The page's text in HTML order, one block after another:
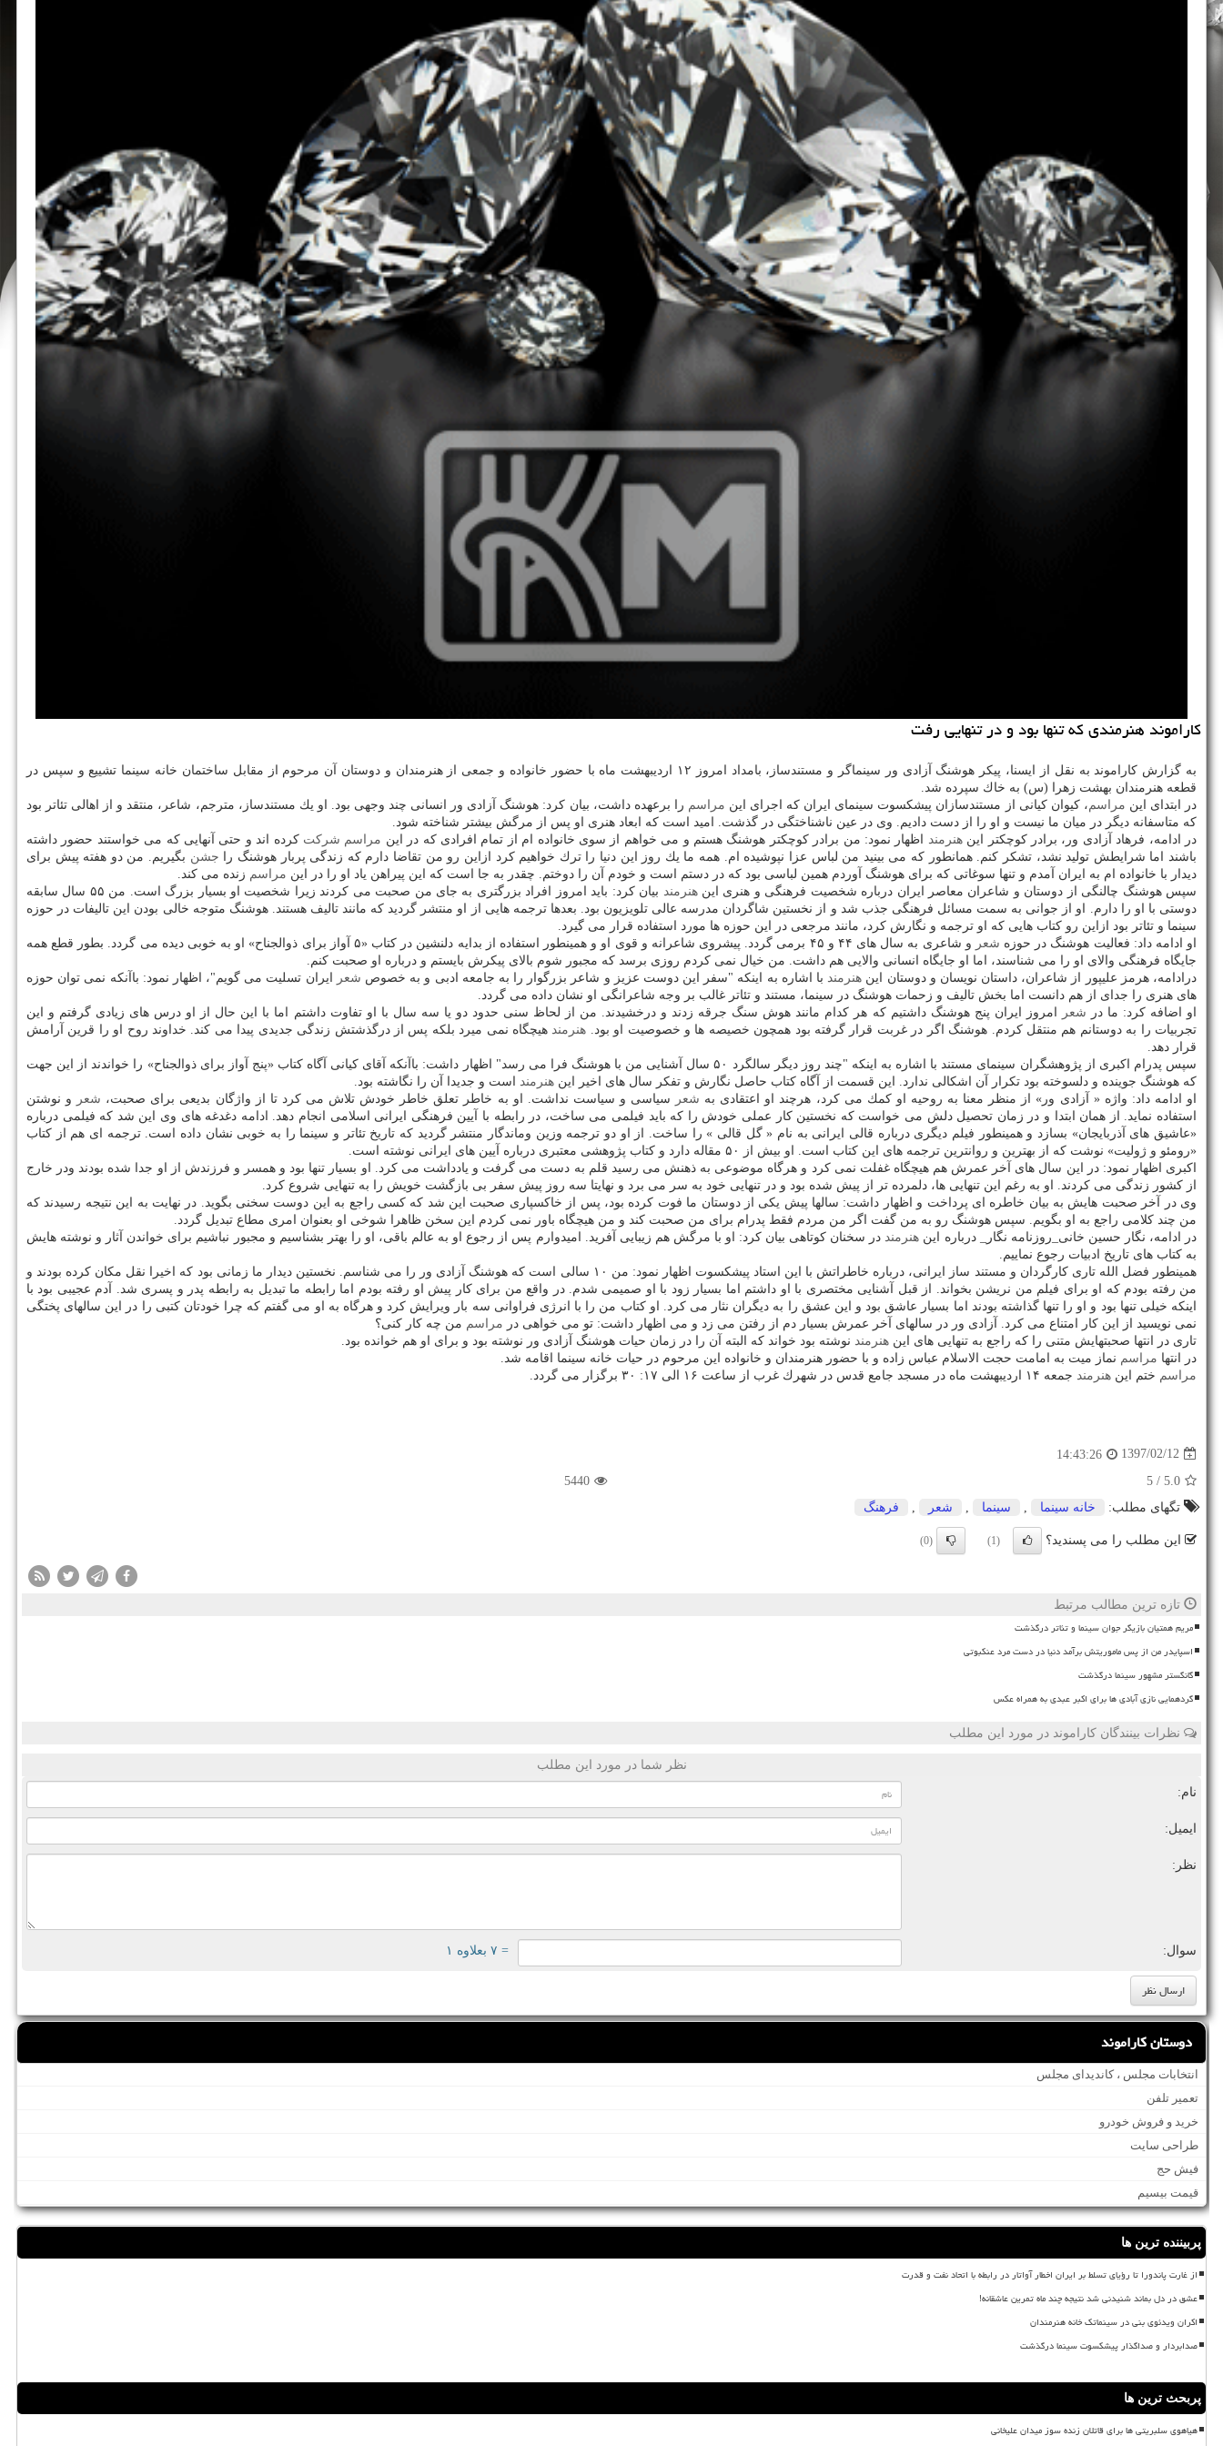
كاراموند هنرمندی كه تنها بود و در تنهایی رفت
به گزارش كاراموند به نقل از ایسنا، پیكر هوشنگ آزادی ور سینماگر و مستندساز، بامداد امروز ۱۲ اردیبهشت ماه با حضور خانواده و جمعی از هنرمندان و دوستان آن مرحوم از مقابل ساختمان خانه سینما تشییع و سپس در
قطعه هنرمندان بهشت زهرا (س) به خاك سپرده شد.
در ابتدای این مراسم ، كیوان كیانی از مستندسازان پیشكسوت سینمای ایران كه اجرای این مراسم را برعهده داشت، بیان كرد: هوشنگ آزادی ور انسانی چند وجهی بود. او یك مستندساز، مترجم، شاعر، منتقد و از اهالی تئاتر بود
كه متاسفانه دیگر در میان ما نیست و او را از دست دادیم. وی در عین ناشناختگی در گذشت. امید است كه ابعاد هنری او پس از مرگش بیشتر شناخته شود.
در ادامه، فرهاد آزادی ور، برادر كوچكتر اینهنرمند اظهار نمود: من برادر كوچكتر هوشنگ هستم و می خواهم از سوی خانواده ام از تمام افرادی كه در این مراسم شركت كرده اند و حتی آنهایی كه می خواستند حضور داشته
باشند اما شرایطش تولید نشد، تشكر كنم. همانطور كه می بینید من لباس عزا نپوشیده ام. همه ما یك روز این دنیا را ترك خواهیم كرد ازاین رو من تقاضا دارم كه زندگی پربار هوشنگ را جشن بگیریم. من دو هفته پیش برای
دیدار با خانواده ام به ایران آمدم و تنها سوغاتی كه برای هوشنگ آوردم همین لباسی بود كه در دستم است و خودم آن را دوختم. چقدر به جا است كه این پیراهن یاد او را در این مراسم زنده می كند.
سپس هوشنگ چالنگی از دوستان و شاعران معاصر ایران درباره شخصیت فرهنگی و هنری اینهنرمند
بیان كرد: باید امروز افراد بزرگتری به جای من صحبت می كردند زیرا شخصیت او بسیار بزرگ است. من ۵۵ سال سابقه
دوستی با او را دارم. او از جوانی به سمت مسائل فرهنگی جذب شد و از نخستین شاگردان مدرسه عالی تلویزیون بود. بعدها ترجمه هایی از او منتشر گردید كه مانند تالیف هستند. هوشنگ متوجه خالی بودن این تالیفات در حوزه
سینما و تئاتر بود ازاین رو كتاب هایی كه او ترجمه و نگارش كرد، مانند مرجعی در این حوزه ها مورد استفاده قرار می گیرد.
او ادامه داد: فعالیت هوشنگ در حوزه شعر
و شاعری به سال های ۴۴ و ۴۵ برمی گردد. پیشروی شاعرانه و قوی او و همینطور استفاده از بدایه دلنشین در كتاب «۵ آواز برای ذوالجناح» او به خوبی دیده می گردد. بطور قطع همه
جایگاه فرهنگی والای او را می شناسند، اما او جایگاه انسانی والایی هم داشت. من خیال نمی كردم روزی برسد كه مجبور شوم بالای پیكرش بایستم و درباره او صحبت كنم.
درادامه، هرمز علیپور از شاعران، داستان نویسان و دوستان این هنرمند با اشاره به اینكه "سفر این دوست عزیز و شاعر بزرگوار را به جامعه ادبی و به خصوص شعر ایران تسلیت می گویم"، اظهار نمود: باآنكه نمی توان حوزه
های هنری را جدای از هم دانست اما بخش تالیف و زحمات هوشنگ در سینما، مستند و تئاتر غالب بر وجه شاعرانگی او نشان داده می گردد.
او اضافه كرد: ما در شعر
امروز ایران پنج هوشنگ داشتیم كه هر كدام مانند هوش سنگ جرقه زدند و درخشیدند. من از لحاظ سنی حدود دو یا سه سال با او تفاوت داشتم اما با این حال از او درس های زیادی گرفتم و این
تجربیات را به دوستانم هم منتقل كردم. هوشنگ اگر در غربت قرار گرفته بود همچون خصیصه ها و خصوصیت او بود. هنرمند هیچگاه نمی میرد بلكه پس از درگذشتش زندگی جدیدی پیدا می كند. خداوند روح او را قرین آرامش
قرار دهد.
سپس پدرام اكبری از پژوهشگران سینمای مستند با اشاره به اینكه "چند روز دیگر سالگرد ۵۰ سال آشنایی من با هوشنگ فرا می رسد" اظهار داشت: باآنكه آقای كیانی آگاه كتاب «پنج آواز برای ذوالجناح» را خواندند از این جهت
كه هوشنگ جوینده و دلسوخته بود تكرار آن اشكالی ندارد. این قسمت از آگاه كتاب حاصل نگارش و تفكر سال های اخیر این هنرمند است و جدیدا آن را نگاشته بود.
او ادامه داد: واژه « آزادی ور» از منظر معنا به روحیه او كمك می كرد، هرچند او اعتقادی به شعر سیاسی و سیاست نداشت. او به خاطر تعلق خاطر خودش تلاش می كرد تا از واژگان بدیعی برای صحبت، شعر
و نوشتن
استفاده نماید. از همان ابتدا و در زمان تحصیل دلش می خواست كه نخستین كار عملی خودش را كه باید فیلمی می ساخت، در رابطه با آیین فرهنگی ایرانی اسلامی انجام دهد. ادامه دغدغه های وی این شد كه فیلمی درباره
«عاشیق های آذربایجان» بسازد و همینطور فیلم دیگری درباره قالی ایرانی به نام « گل قالی » را ساخت. از او دو ترجمه وزین وماندگار منتشر گردید كه تاریخ تئاتر و سینما را به خوبی نشان داده است. ترجمه ای هم از كتاب
«رومئو و ژولیت» نوشت كه از بهترین و روانترین ترجمه های این كتاب است. او بیش از ۵۰ مقاله دارد و كتاب پژوهشی معتبری درباره آیین های ایرانی نوشته است.
اكبری اظهار نمود: در این سال های آخر عمرش هم هیچگاه غفلت نمی كرد و هرگاه موضوعی به ذهنش می رسید قلم به دست می گرفت و یادداشت می كرد. او بسیار تنها بود و همسر و فرزندش از او جدا شده بودند ودر خارج
از كشور زندگی می كردند. او به رغم این تنهایی ها، دلمرده تر از پیش شده بود و در تنهایی خود به سر می برد و نهایتا سه روز پیش سفر بی بازگشت خویش را به تنهایی شروع كرد.
وی در آخر صحبت هایش به بیان خاطره ای پرداخت و اظهار داشت: سالها پیش یكی از دوستان ما فوت كرده بود، پس از خاكسپاری صحبت این شد كه كسی راجع به این دوست سخنی بگوید. در نهایت به این نتیجه رسیدند كه
من چند كلامی راجع به او بگویم. سپس هوشنگ رو به من گفت اگر من مردم فقط پدرام برای من صحبت كند و من هیچگاه باور نمی كردم این سخن ظاهرا شوخی او بعنوان امری مطاع تبدیل گردد.
در ادامه، نگار حسین خانی_روزنامه نگار_ درباره این هنرمند در سخنان كوتاهی بیان كرد: او با مرگش هم زیبایی آفرید. امیدوارم پس از رجوع او به عالم باقی، او را بهتر بشناسیم و مجبور نباشیم برای خواندن آثار و نوشته هایش
به كتاب های تاریخ ادبیات رجوع نماییم.
همینطور فضل الله تاری كارگردان و مستند ساز ایرانی، درباره خاطراتش با این استاد پیشكسوت اظهار نمود: من ۱۰ سالی است كه هوشنگ آزادی ور را می شناسم. نخستین دیدار ما زمانی بود كه اخیرا نقل مكان كرده بودند و
من رفته بودم كه او برای فیلم من نریشن بخواند. از قبل آشنایی مختصری با او داشتم اما بسیار زود با او صمیمی شدم. در واقع من برای كار پیش او رفته بودم اما رابطه ما تبدیل به رابطه پدر و پسری شد. آدم عجیبی بود با
اینكه خیلی تنها بود و او را تنها گذاشته بودند اما بسیار عاشق بود و این عشق را به دیگران نثار می كرد. او كتاب من را با انرژی فراوانی سه بار ویرایش كرد و هرگاه به او می گفتم كه چرا خودتان كتبی را در این سالهای پختگی
نمی نویسید از این كار امتناع می كرد. آزادی ور در سالهای آخر عمرش بسیار دم از رفتن می زد و می اظهار داشت: تو می خواهی در مراسم من چه كار كنی؟
تاری در انتها صحبتهایش متنی را كه راجع به تنهایی های این هنرمند نوشته بود خواند كه البته آن را در زمان حیات هوشنگ آزادی ور نوشته بود و برای او هم خوانده بود.
در انتها مراسم نماز میت به امامت حجت الاسلام عباس زاده و با حضور هنرمندان و خانواده این مرحوم در حیات خانه سینما اقامه شد.
مراسم ختم این هنرمند جمعه ۱۴ اردیبهشت ماه در مسجد جامع قدس در شهرك غرب از ساعت ۱۶ الی ۱۷: ۳۰ برگزار می گردد.
1397/02/12
14:43:26
5.0
/ 5
5440
تگهای مطلب:
خانه سینما سینما شعر فرهنگ
این مطلب را می پسندید؟ (1)
(0)
تازه ترین مطالب مرتبط
مریم همتیان بازیگر جوان سینما و تئاتر درگذشت
اسپایدر من از پس ماموریتش برآمد دنیا در دست مرد عنکبوتی
گانگستر مشهور سینما درگذشت
گردهمایی نازی آبادی ها برای اکبر عبدی به همراه عکس
نظرات بینندگان کاراموند در مورد این مطلب
نظر شما در مورد این مطلب
نام:
ایمیل:
نظر:
سوال: = ۷ بعلاوه ۱
دوستان کاراموند
انتخابات مجلس ، کاندیدای مجلس
تعمیر تلفن
خرید و فروش خودرو
طراحی سایت
فیش حج
قیمت بیسیم
پربیننده ترین ها
از غارت پاندورا تا رؤیای تسلط بر ایران اخطار آواتار در رابطه با اتحاد نفت و قدرت
عشق در دل بماند شنیدنی شد نتیجه چند ماه تمرین عاشقانه!
اکران ویدئوی بنی در سینماتک خانه هنرمندان
صدابردار و صداگذار پیشکسوت سینما درگذشت
پربحث ترین ها
هیاهوی سلبریتی ها برای قاتلان زنده سوز میدان علیخانی